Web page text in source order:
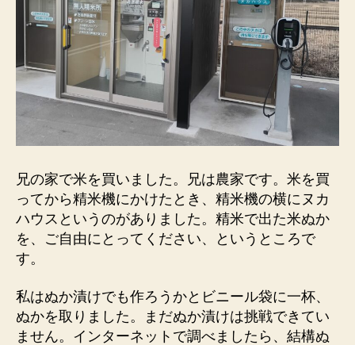
兄の家で米を買いました。兄は農家です。米を買
ってから精米機にかけたとき、精米機の横にヌカ
ハウスというのがありました。精米で出た米ぬか
を、ご自由にとってください、というところで
す。
私はぬか漬けでも作ろうかとビニール袋に一杯、
ぬかを取りました。まだぬか漬けは挑戦できてい
ません。インターネットで調べましたら、結構ぬ